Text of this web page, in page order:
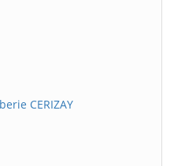
CERIZAY